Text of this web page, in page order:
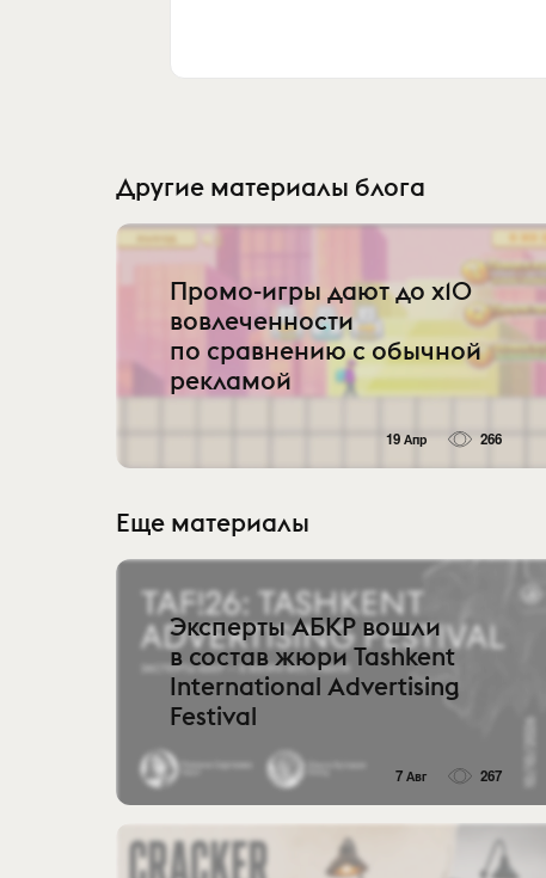
Другие материалы блога
Промо-игры дают до x10
вовлеченности
по сравнению с обычной
рекламой
19 Апр 266
Еще материалы
Эксперты АБКР вошли
в состав жюри Tashkent
International Advertising
Festival
7 Авг 267